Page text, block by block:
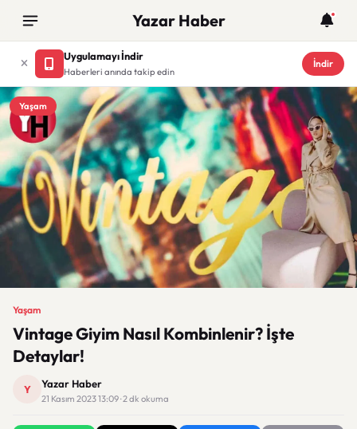
Yazar Haber
Uygulamayı İndir
Haberleri anında takip edin
İndir
Yaşam
Yaşam
Vintage Giyim Nasıl Kombinlenir? İşte
Detaylar!
Y Yazar Haber
21 Kasım 2023 13:09 · 2 dk okuma